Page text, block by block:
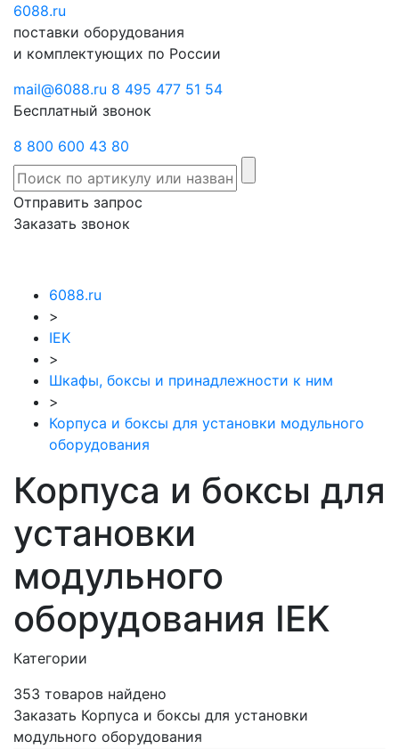
6088.ru
поставки оборудования
и комплектующих по России
mail@6088.ru 8 495 477 51 54
Бесплатный звонок
8 800 600 43 80
Отправить запрос
Заказать звонок
6088.ru
>
IEK
>
Шкафы, боксы и принадлежности к ним
>
Корпуса и боксы для установки модульного
оборудования
Корпуса и боксы для
установки
модульного
оборудования IEK
Категории
353 товаров найдено
Заказать Корпуса и боксы для установки
модульного оборудования
Отправить
запрос
звонок